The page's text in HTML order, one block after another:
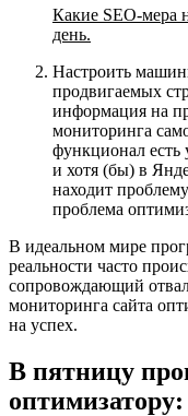
Какие SEO-мера
день.
Настроить
продвигаемых
информация на
мониторинга
функционал есть
и хотя (бы) в
находит
проблема
В идеальном мире
реальности часто
сопровождающий
мониторинга сайта
на успех.
В пятницу